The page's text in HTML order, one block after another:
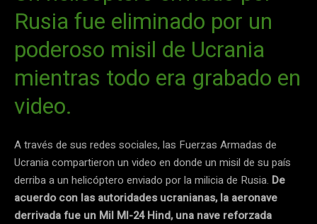
Rusia fue eliminado por un
poderoso misil de Ucrania
mientras todo era grabado en
video.
A través de sus redes sociales, las Fuerzas Armadas de
Ucrania compartieron un video en donde un misil de su país
derriba a un helicóptero enviado por la milicia de Rusia. De
acuerdo con las autoridades ucranianas, la aeronave
derrivada fue un Mil MI-24 Hind, una nave reforzada